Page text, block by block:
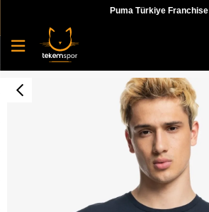
Puma Türkiye Franchise